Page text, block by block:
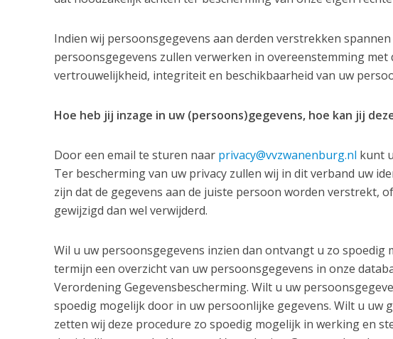
Indien wij persoonsgegevens aan derden verstrekken
persoonsgegevens zullen verwerken in overeenstemming
vertrouwelijkheid, integriteit en beschikbaarheid van uw
Hoe heb jij inzage in uw (persoons)gegevens, hoe kan jij
Door een email te sturen naar privacy@vvzwanenburg.nl kunt
Ter bescherming van uw privacy zullen wij in dit verband uw
zijn dat de gegevens aan de juiste persoon worden verstrekt,
gewijzigd dan wel verwijderd.
Wil u uw persoonsgegevens inzien dan ontvangt u zo
termijn een overzicht van uw persoonsgegevens in onze
Verordening Gegevensbescherming. Wilt u uw
spoedig mogelijk door in uw persoonlijke gegevens. Wilt u uw
zetten wij deze procedure zo spoedig mogelijk in werking en